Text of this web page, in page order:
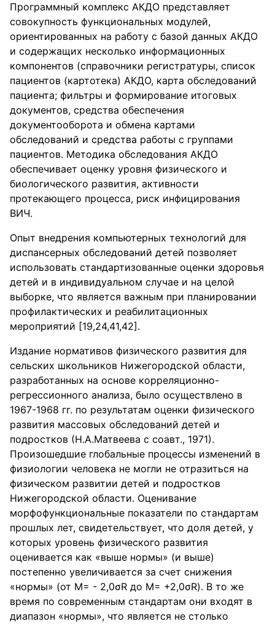
Программный комплекс АКДО представляет
совокупность функциональных модулей,
ориентированных на работу с базой данных АКДО
и содержащих несколько информационных
компонентов (справочники регистратуры, список
пациентов (картотека) АКДО, карта обследований
пациента; фильтры и формирование итоговых
документов, средства обеспечения
документооборота и обмена картами
обследований и средства работы с группами
пациентов. Методика обследования АКДО
обеспечивает оценку уровня физического и
биологического развития, активности
протекающего процесса, риск инфицирования
ВИЧ.
Опыт внедрения компьютерных технологий для
диспансерных обследований детей позволяет
использовать стандартизованные оценки здоровья
детей и в индивидуальном случае и на целой
выборке, что является важным при планировании
профилактических и реабилитационных
мероприятий [19,24,41,42].
Издание нормативов физического развития для
сельских школьников Нижегородской области,
разработанных на основе корреляционно-
регрессионного анализа, было осуществлено в
1967-1968 гг. по результатам оценки физического
развития массовых обследований детей и
подростков (Н.А.Матвеева с соавт., 1971).
Произошедшие глобальные процессы изменений в
физиологии человека не могли не отразиться на
физическом развитии детей и подростков
Нижегородской области. Оценивание
морфофункциональные показатели по стандартам
прошлых лет, свидетельствует, что доля детей, у
которых уровень физического развития
оценивается как «выше нормы» (и выше)
постепенно увеличивается за счет снижения
«нормы» (от М= - 2,0σR до М= +2,0σR). В то же
время по современным стандартам они входят в
диапазон «нормы», что является не столько